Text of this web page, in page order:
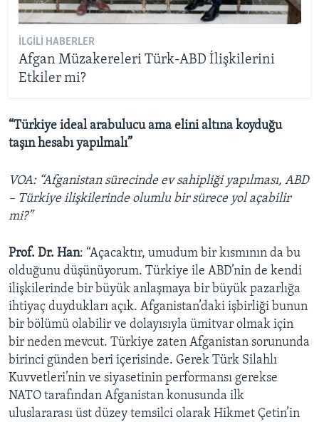
İLGILI HABERLER
Afgan Müzakereleri Türk-ABD İlişkilerini
Etkiler mi?
“Türkiye ideal arabulucu ama elini altına koyduğu
taşın hesabı yapılmalı”
VOA: “Afganistan sürecinde ev sahipliği yapılması, ABD
– Türkiye ilişkilerinde olumlu bir sürece yol açabilir
mi?”
Prof. Dr. Han: “Açacaktır, umudum bir kısmının da bu
olduğunu düşünüyorum. Türkiye ile ABD’nin de kendi
ilişkilerinde bir büyük anlaşmaya bir büyük pazarlığa
ihtiyaç duydukları açık. Afganistan’daki işbirliği bunun
bir bölümü olabilir ve dolayısıyla ümitvar olmak için
bir neden mevcut. Türkiye zaten Afganistan sorununda
birinci günden beri içerisinde. Gerek Türk Silahlı
Kuvvetleri’nin ve siyasetinin performansı gerekse
NATO tarafından Afganistan konusunda ilk
uluslararası üst düzey temsilci olarak Hikmet Çetin’in